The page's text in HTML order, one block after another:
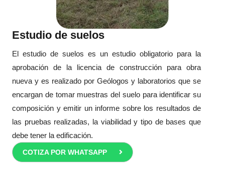
Estudio de suelos
El estudio de suelos es un estudio obligatorio para la
aprobación de la licencia de construcción para obra
nueva y es realizado por Geólogos y laboratorios que se
encargan de tomar muestras del suelo para identificar su
composición y emitir un informe sobre los resultados de
las pruebas realizadas, la viabilidad y tipo de bases que
debe tener la edificación.
COTIZA POR WHATSAPP